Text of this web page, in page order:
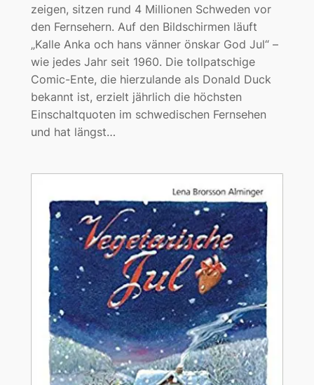
zeigen, sitzen rund 4 Millionen Schweden vor
den Fernsehern. Auf den Bildschirmen läuft
„Kalle Anka och hans vänner önskar God Jul“ –
wie jedes Jahr seit 1960. Die tollpatschige
Comic-Ente, die hierzulande als Donald Duck
bekannt ist, erzielt jährlich die höchsten
Einschaltquoten im schwedischen Fernsehen
und hat längst…